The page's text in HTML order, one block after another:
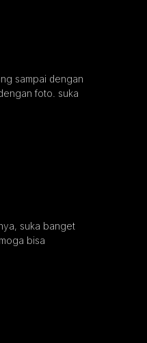
sampai dengan
foto. suka
suka banget
bisa